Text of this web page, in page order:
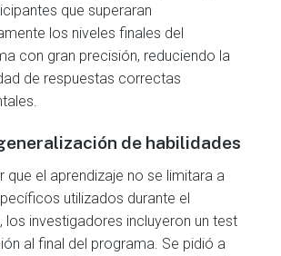
que superaran
los niveles finales del
con gran precisión, reduciendo la
de respuestas correctas
de habilidades
que el aprendizaje no se limitara a
utilizados durante el
los investigadores incluyeron un test
al final del programa. Se pidió a